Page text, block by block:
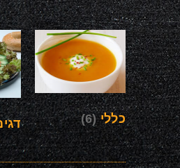
כללי(6)